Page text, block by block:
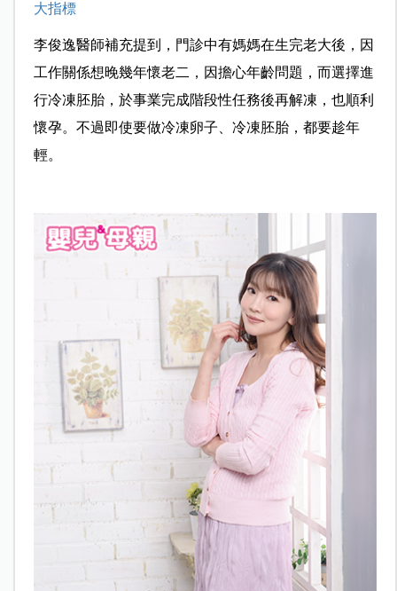
大指標
李俊逸醫師補充提到，門診中有媽媽在生完老大後，因
工作關係想晚幾年懷老二，因擔心年齡問題，而選擇進
行冷凍胚胎，於事業完成階段性任務後再解凍，也順利
懷孕。不過即使要做冷凍卵子、冷凍胚胎，都要趁年
輕。